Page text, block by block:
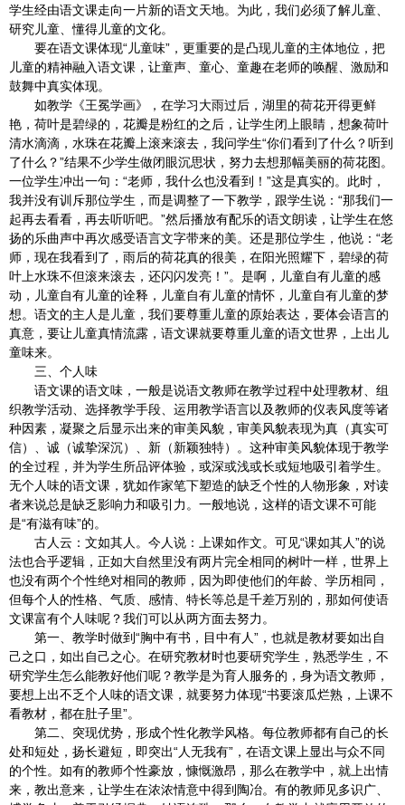
学生经由语文课走向一片新的语文天地。为此，我们必须了解儿童、
研究儿童、懂得儿童的文化。
要在语文课体现“儿童味”，更重要的是凸现儿童的主体地位，把
儿童的精神融入语文课，让童声、童心、童趣在老师的唤醒、激励和
鼓舞中真实体现。
如教学《王冕学画》，在学习大雨过后，湖里的荷花开得更鲜
艳，荷叶是碧绿的，花瓣是粉红的之后，让学生闭上眼睛，想象荷叶
清水滴滴，水珠在花瓣上滚来滚去，我问学生“你们看到了什么？听到
了什么？”结果不少学生做闭眼沉思状，努力去想那幅美丽的荷花图。
一位学生冲出一句：“老师，我什么也没看到！”这是真实的。此时，
我并没有训斥那位学生，而是调整了一下教学，跟学生说：“那我们一
起再去看看，再去听听吧。”然后播放有配乐的语文朗读，让学生在悠
扬的乐曲声中再次感受语言文字带来的美。还是那位学生，他说：“老
师，现在我看到了，雨后的荷花真的很美，在阳光照耀下，碧绿的荷
叶上水珠不但滚来滚去，还闪闪发亮！”。是啊，儿童自有儿童的感
动，儿童自有儿童的诠释，儿童自有儿童的情怀，儿童自有儿童的梦
想。语文的主人是儿童，我们要尊重儿童的原始表达，要体会语言的
真意，要让儿童真情流露，语文课就要尊重儿童的语文世界，上出儿
童味来。
三、个人味
语文课的语文味，一般是说语文教师在教学过程中处理教材、组
织教学活动、选择教学手段、运用教学语言以及教师的仪表风度等诸
种因素，凝聚之后显示出来的审美风貌，审美风貌表现为真（真实可
信）、诚（诚挚深沉）、新（新颖独特）。这种审美风貌体现于教学
的全过程，并为学生所品评体验，或深或浅或长或短地吸引着学生。
无个人味的语文课，犹如作家笔下塑造的缺乏个性的人物形象，对读
者来说总是缺乏影响力和吸引力。一般地说，这样的语文课不可能
是“有滋有味”的。
古人云：文如其人。今人说：上课如作文。可见“课如其人”的说
法也合乎逻辑，正如大自然里没有两片完全相同的树叶一样，世界上
也没有两个个性绝对相同的教师，因为即使他们的年龄、学历相同，
但每个人的性格、气质、感情、特长等总是千差万别的，那如何使语
文课富有个人味呢？我们可以从两方面去努力。
第一、教学时做到“胸中有书，目中有人”，也就是教材要如出自
己之口，如出自己之心。在研究教材时也要研究学生，熟悉学生，不
研究学生怎么能教好他们呢？教学是为育人服务的，身为语文教师，
要想上出不乏个人味的语文课，就要努力体现“书要滚瓜烂熟，上课不
看教材，都在肚子里”。
第二、突现优势，形成个性化教学风格。每位教师都有自己的长
处和短处，扬长避短，即突出“人无我有”，在语文课上显出与众不同
的个性。如有的教师个性豪放，慷慨激昂，那么在教学中，就上出情
来，教出意来，让学生在浓浓情意中得到陶冶。有的教师见多识广、